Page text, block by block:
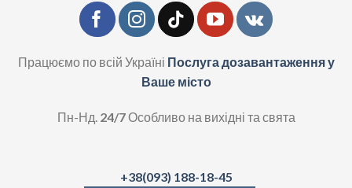
Працюємо по всій Україні Послуга дозавантаження у
Ваше місто
Пн-Нд. 24/7Особливо на вихідні та свята
+38(093) 188-18-45